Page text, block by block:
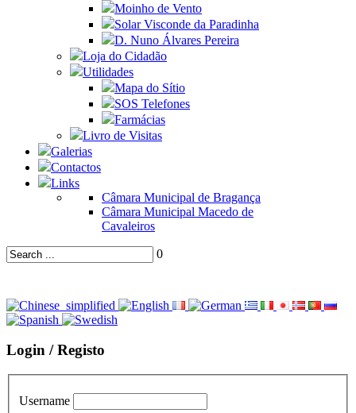
Moinho de Vento
Solar Visconde da Paradinha
D. Nuno Álvares Pereira
Loja do Cidadão
Utilidades
Mapa do Sítio
SOS Telefones
Farmácias
Livro de Visitas
Galerias
Contactos
Links
Câmara Municipal de Bragança
Câmara Municipal Macedo de
Cavaleiros
0
Login / Registo
Username